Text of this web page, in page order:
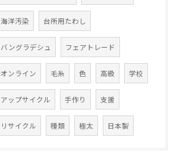
海洋汚染 台所用たわし
バングラデシュ フェアトレード
オンライン 毛糸 色 高級 学校
アップサイクル 手作り 支援
リサイクル 種類 極太 日本製